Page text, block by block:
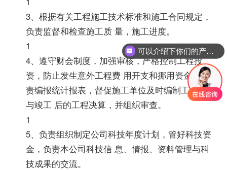
3、根据有关工程施工技术标准和施工合同规定，
负责监督和检查施工质 量，施工进度。
1
4、遵守财会制度，加强审核，严格控制工程投
资，防止发生意外工程费 用开支和挪用资金，负
责编报统计报表，督促施工单位及时编制工程预算
与竣工 后的工程决算，并组织审查。
1
5、负责组织制定公司科技年度计划，管好科技资
金，负责本公司科技信 息、情报、资料管理与科
技成果的交流。
可以介绍下你们的产品么？
你们是怎么收费的呢？